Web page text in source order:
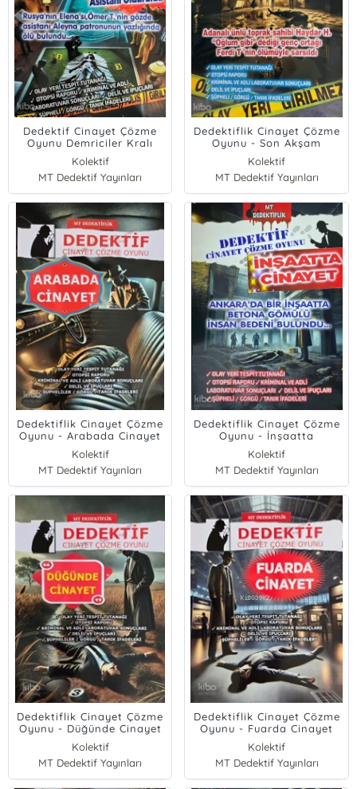
Dedektif Cinayet Çözme
Oyunu Demriciler Kralı
Topaloğlu'nun Asistanı
Öldürüldü;Rusya'nın
Elenası Ömer T.'nin Gözde
Asistanı Aleyna
Patronunun Yazlığında
Ölü Bulundu
Kolektif
MT Dedektif Yayınları
Dedektiflik Cinayet Çözme
Oyunu - Son Akşam
Yemeği
Kolektif
MT Dedektif Yayınları
Dedektiflik Cinayet Çözme
Oyunu - Arabada Cinayet
Kolektif
MT Dedektif Yayınları
Dedektiflik Cinayet Çözme
Oyunu - İnşaatta
Cinayet;Ankara'da Bir
İnşaatta Betona Gömülü
İnsan Bedeni Bulundu
Kolektif
MT Dedektif Yayınları
Dedektiflik Cinayet Çözme
Oyunu - Düğünde Cinayet
Kolektif
MT Dedektif Yayınları
Dedektiflik Cinayet Çözme
Oyunu - Fuarda Cinayet
Kolektif
MT Dedektif Yayınları